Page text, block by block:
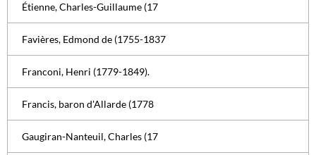
Étienne, Charles-Guillaume (17
Favières, Edmond de (1755-1837
Franconi, Henri (1779-1849).
Francis, baron d'Allarde (1778
Gaugiran-Nanteuil, Charles (17